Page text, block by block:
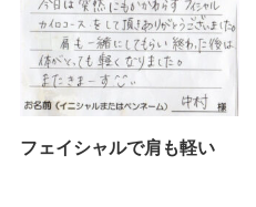
フェイシャルで肩も軽い